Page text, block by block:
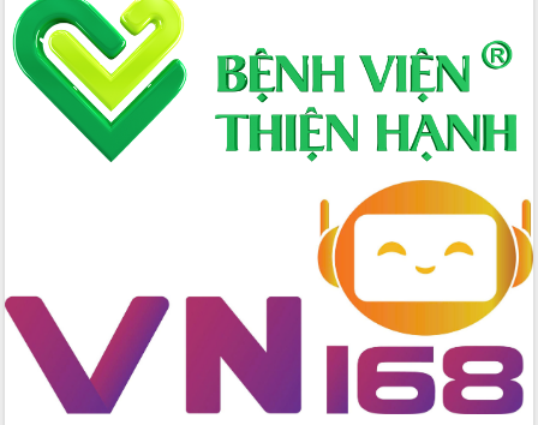
Định vị cà phê Việt Nam như một “di
sản sống” trong dòng chảy toàn cầu
Xây dựng nông thôn mới: Nâng cao đời
sống người dân từ những mô hình thiết
Quyết liệt tháo gỡ vướng mắc, đẩy
nhanh tiến độ các dự án trọng điểm
Đắk Lắk thời kỳ 2021-2030, tầm nhìn
đến năm 2050
Phát động chiến dịch 30 ngày đêm
giải phóng mặt bằng Tuyến đường bộ
ven biển